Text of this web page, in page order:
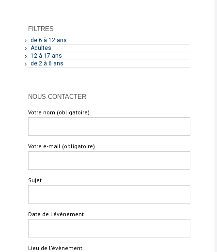
FILTRES
de 6 à 12 ans
Adultes
12 à 17 ans
de 2 à 6 ans
NOUS CONTACTER
Votre nom (obligatoire)
Votre e-mail (obligatoire)
Sujet
Date de l'évènement
Lieu de l'évènement